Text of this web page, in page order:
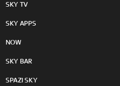
SKY TV
SKY APPS
NOW
SKY BAR
SPAZI SKY